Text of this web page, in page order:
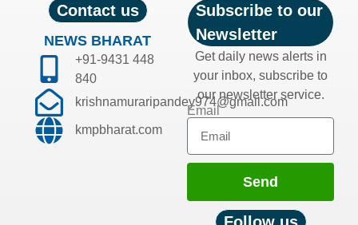
Contact us
NEWS BHARAT
+91-9431 448
840
krishnamuraripandey974@gmail.com
kmpbharat.com
Subscribe to our
Newsletter
Get daily news alerts in
your inbox, subscribe to
our newsletter service.
Email
Send